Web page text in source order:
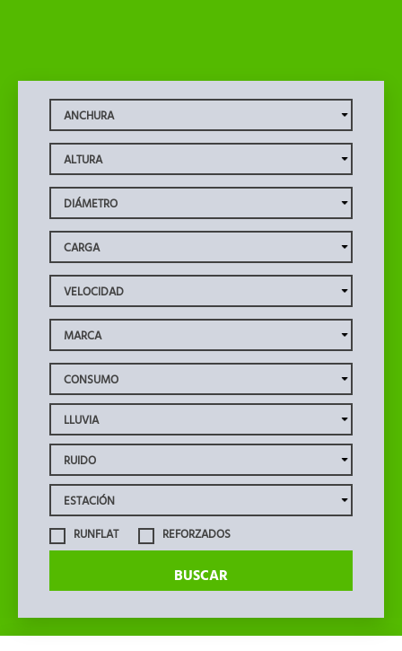
RUNFLAT REFORZADOS
BUSCAR